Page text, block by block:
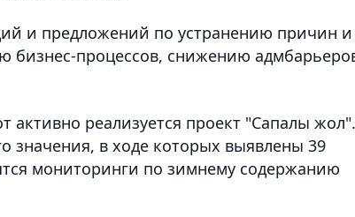
и предложений по устранению причин и
бизнес-процессов, снижению
активно реализуется проект "Сапалы жол".
значения, в ходе которых выявлены 39
мониторинги по зимнему содержанию